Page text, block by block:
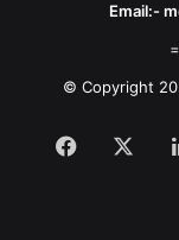
Email:-
© Copyright
Facebook